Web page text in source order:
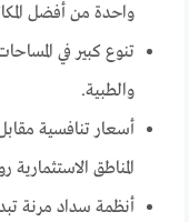
واحدة من أفضل
تنوع كبير في
والطبية.
أسعار تنافسية
المناطق الاستثمارية